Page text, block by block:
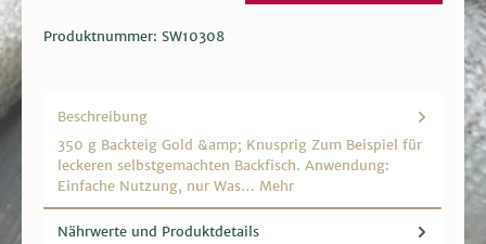
Produktnummer: SW10308
Beschreibung
350 g Backteig Gold &amp; Knusprig Zum Beispiel für
leckeren selbstgemachten Backfisch. Anwendung:
Einfache Nutzung, nur Was… Mehr
Nährwerte und Produktdetails